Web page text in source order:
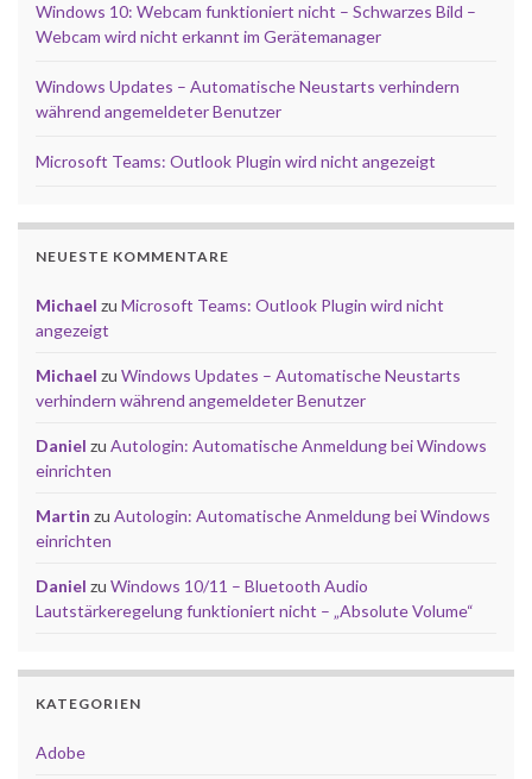
Windows 10: Webcam funktioniert nicht – Schwarzes Bild –
Webcam wird nicht erkannt im Gerätemanager
Windows Updates – Automatische Neustarts verhindern
während angemeldeter Benutzer
Microsoft Teams: Outlook Plugin wird nicht angezeigt
NEUESTE KOMMENTARE
Michael zu Microsoft Teams: Outlook Plugin wird nicht
angezeigt
Michael zu Windows Updates – Automatische Neustarts
verhindern während angemeldeter Benutzer
Daniel zu Autologin: Automatische Anmeldung bei Windows
einrichten
Martin zu Autologin: Automatische Anmeldung bei Windows
einrichten
Daniel zu Windows 10/11 – Bluetooth Audio
Lautstärkeregelung funktioniert nicht – „Absolute Volume“
KATEGORIEN
Adobe